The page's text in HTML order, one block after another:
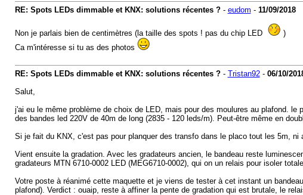
RE: Spots LEDs dimmable et KNX: solutions récentes ?- eudom - 11/09/2018
Non je parlais bien de centimètres (la taille des spots ! pas du chip LED
)
Ca m'intéresse si tu as des photos
RE: Spots LEDs dimmable et KNX: solutions récentes ?- Tristan92- 06/10/
Salut,
j'ai eu le même problème de choix de LED, mais pour des moulures au plafond.
des bandes led 220V de 40m de long (2835 - 120 leds/m). Peut-être même en
Si je fait du KNX, c'est pas pour planquer des transfo dans le placo tout les 5m, ni
Vient ensuite la gradation. Avec les gradateurs ancien, le bandeau reste
gradateurs MTN 6710-0002 LED (MEG6710-0002), qui on un relais pour isoler
Votre poste à réanimé cette maquette et je viens de tester à cet instant un
plafond). Verdict : ouaip, reste à affiner la pente de gradation qui est brutale, le